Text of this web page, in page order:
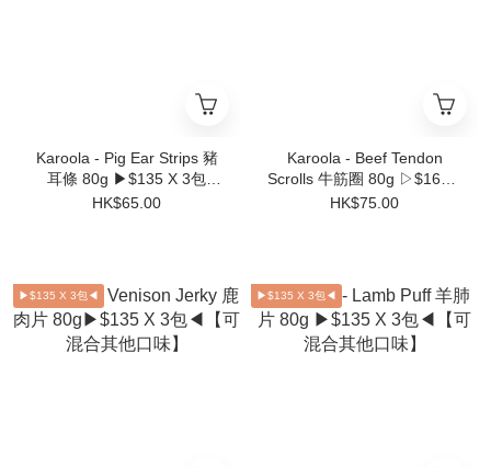
Karoola - Pig Ear Strips 豬
耳條 80g ▶$135 X 3包
◀【可混合其他口味】
HK$65.00
Karoola - Beef Tendon
Scrolls 牛筋圈 80g ▷$165 x
3包◁【可混合其他口味】
HK$75.00
▶$135 X 3包◀ ▶$135 X 3包◀